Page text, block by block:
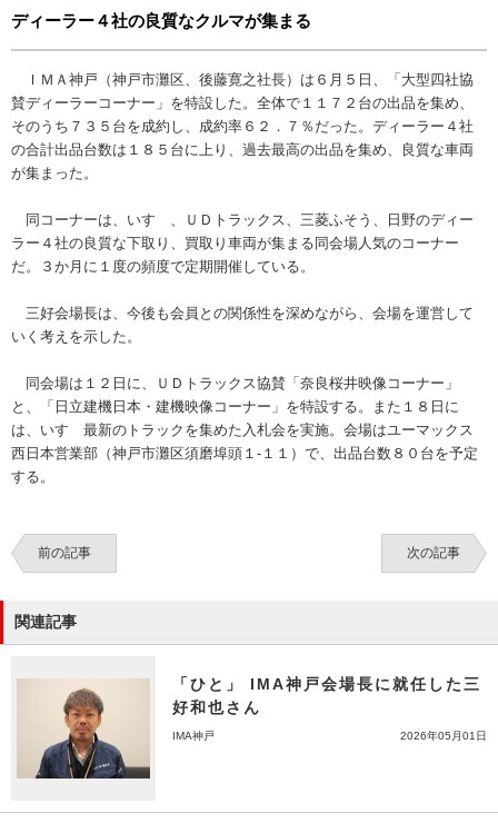
ディーラー４社の良質なクルマが集まる
ＩＭＡ神戸（神戸市灘区、後藤寛之社長）は６月５日、「大型四社協
賛ディーラーコーナー」を特設した。全体で１１７２台の出品を集め、
そのうち７３５台を成約し、成約率６２．７％だった。ディーラー４社
の合計出品台数は１８５台に上り、過去最高の出品を集め、良質な車両
が集まった。
同コーナーは、いすゞ、ＵＤトラックス、三菱ふそう、日野のディー
ラー４社の良質な下取り、買取り車両が集まる同会場人気のコーナー
だ。３か月に１度の頻度で定期開催している。
三好会場長は、今後も会員との関係性を深めながら、会場を運営して
いく考えを示した。
同会場は１２日に、ＵＤトラックス協賛「奈良桜井映像コーナー」
と、「日立建機日本・建機映像コーナー」を特設する。また１８日に
は、いすゞ最新のトラックを集めた入札会を実施。会場はユーマックス
西日本営業部（神戸市灘区須磨埠頭１‐１１）で、出品台数８０台を予定
する。
前の記事 次の記事
関連記事
「ひと」 IMA神戸会場長に就任した三
好和也さん
IMA神戸 2026年05月01日